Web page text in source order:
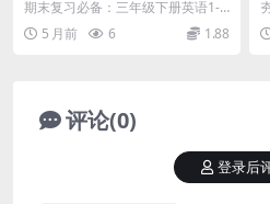
点汇总人教版PEP同步复习资
期末复习必备：三年级下册英语1-6
单元知识点人教版PEP精编 进入三
年级下学期，...
5 月前 6 1.88
评论(0)
登录后